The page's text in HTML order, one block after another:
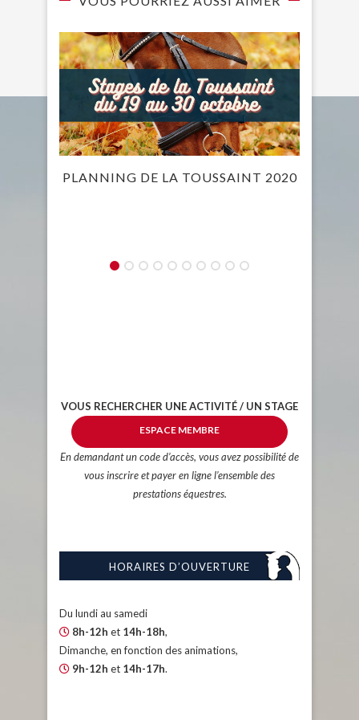
PLANNING DE LA TOUSSAINT 2020
VOUS RECHERCHER UNE ACTIVITÉ / UN STAGE
ESPACE MEMBRE
En demandant un code d’accès, vous avez possibilité de
vous inscrire et payer en ligne l’ensemble des
prestations équestres.
HORAIRES D’OUVERTURE
Du lundi au samedi
8h-12h et 14h-18h,
Dimanche, en fonction des animations,
9h-12h et 14h-17h.